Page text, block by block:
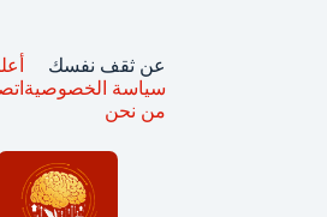
عن ثقف نفسك
سياسة الخصوصية
من نحن